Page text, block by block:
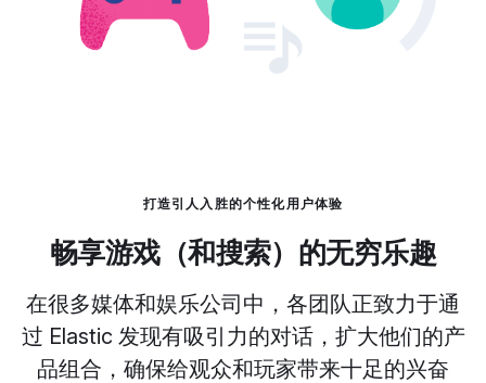
打造引人入胜的个性化用户体验
畅享游戏（和搜索）的无穷乐趣
在很多媒体和娱乐公司中，各团队正致力于通
过 Elastic 发现有吸引力的对话，扩大他们的产
品组合，确保给观众和玩家带来十足的兴奋